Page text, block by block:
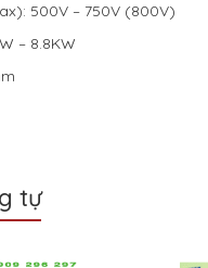
500V – 750V (800V)
– 8.8KW
tự